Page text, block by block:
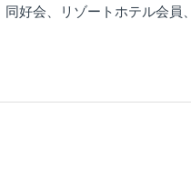
好会、リゾートホテル会員